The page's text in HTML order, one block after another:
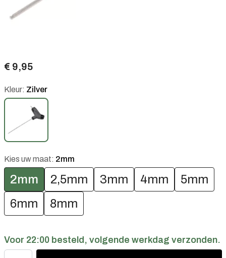
€ 9,95
Kleur: Zilver
Kies uw maat: 2mm
2mm 2,5mm 3mm 4mm
5mm
6mm
8mm
Voor 22:00 besteld, volgende werkdag verzonden.